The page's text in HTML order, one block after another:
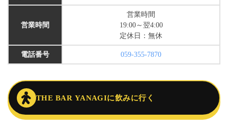
営業時間
営業時間
19:00～翌4:00
定休日：無休
電話番号 059-355-7870
THE BAR YANAGIに飲みに行く